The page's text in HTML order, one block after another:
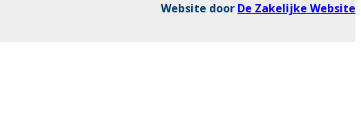
Website door De Zakelijke Website